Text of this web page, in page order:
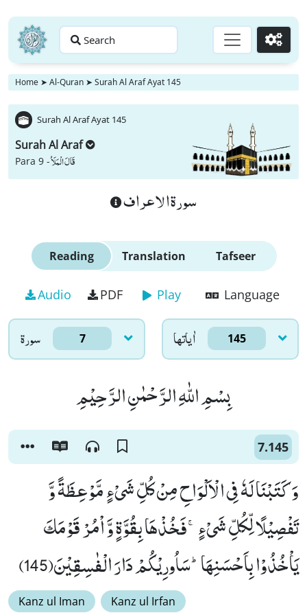
Search Go
Home ➤ Al-Quran ➤ Surah Al Araf Ayat 145
Surah Al Araf Ayat 145
Surah Al Araf
Para 9 -قَالَ الْمَلَاُ
سورة الاعراف
Reading Translation Tafseer
Audio PDF Play Language
سورۃ 7 اٰياتها 145
بِسْمِ اللّٰهِ الرَّحْمٰنِ الرَّحِیْمِ
7.145
وَ كَتَبْنَا لَهٗ فِی الْاَلْوَاحِ مِنْ كُلِّ شَیْءٍ مَّوْعِظَةً وَّ
تَفْصِیْلًا لِّكُلِّ شَیْءٍۚ-فَخُذْهَا بِقُوَّةٍ وَّ اْمُرْ قَوْمَكَ
یَاْخُذُوْا بِاَحْسَنِهَاؕ-سَاُورِیْكُمْ دَارَ الْفٰسِقِیْنَ(145)
Kanz ul Iman Kanz ul Irfan